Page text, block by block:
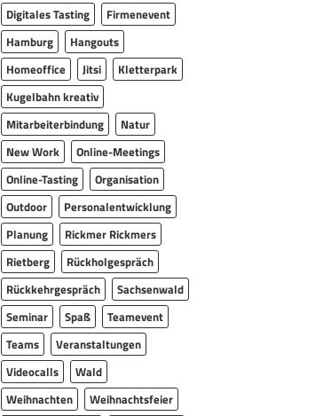
Digitales Tasting
Firmenevent
Hamburg
Hangouts
Homeoffice
Jitsi
Kletterpark
Kugelbahn kreativ
Mitarbeiterbindung
Natur
New Work
Online-Meetings
Online-Tasting
Organisation
Outdoor
Personalentwicklung
Planung
Rickmer Rickmers
Rietberg
Rückholgespräch
Rückkehrgespräch
Sachsenwald
Seminar
Spaß
Teamevent
Teams
Veranstaltungen
Videocalls
Wald
Weihnachten
Weihnachtsfeier